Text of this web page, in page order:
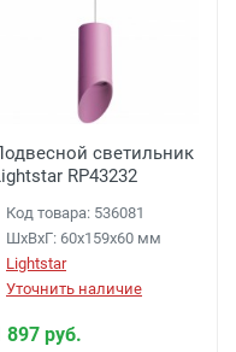
светильник
RP43232
Код товара: 536081
ШхВхГ: 60x159x60 мм
Lightstar
Уточнить наличие
897 руб.